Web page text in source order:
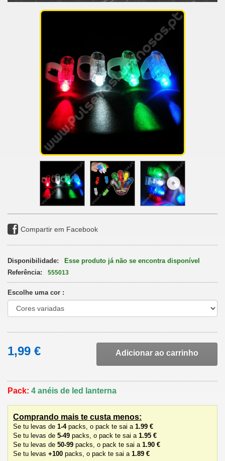
Compartir em Facebook
Disponibilidade:
Esse produto já não se encontra disponível
Referência:
555013
Escolhe uma cor :
1,99 € Adicionar ao carrinho
Pack: 4 anéis de led lanterna
Comprando mais te custa menos:
Se tu levas de 1-4packs, o pack te sai a 1.99 €
Se tu levas de 5-49 packs, o pack te sai a 1.95 €
Se tu levas de 50-99 packs, o pack te sai a 1.90 €
Se tu levas +100 packs, o pack te sai a 1.89 €